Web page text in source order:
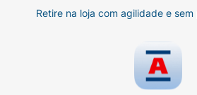
Retire na loja com agilidade e